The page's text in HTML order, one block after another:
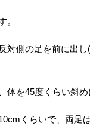
。
対側の足を前に出
を45度くらい斜め
くらいで、両足